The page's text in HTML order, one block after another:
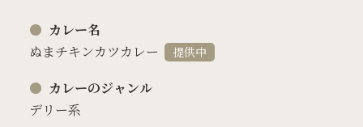
カレー名
ぬまチキンカツカレー
提供中
カレーのジャンル
デリー系